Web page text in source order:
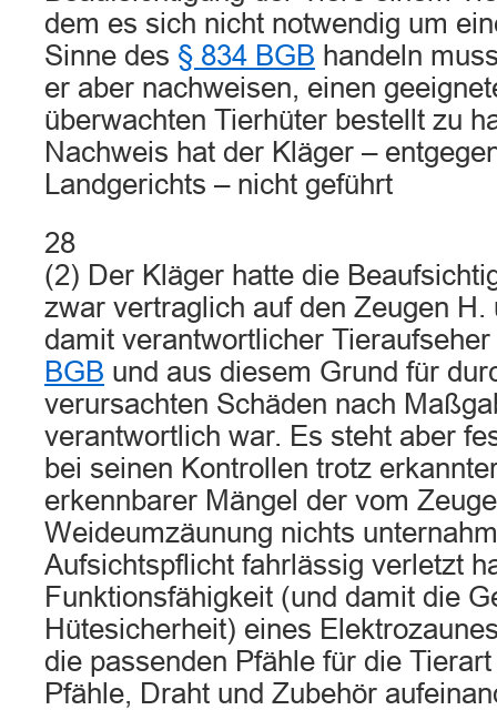
dem es sich nicht notwendig um
Sinne des § 834 BGB handeln
er aber nachweisen, einen
überwachten Tierhüter bestellt zu
Nachweis hat der Kläger –
Landgerichts – nicht geführt
28
(2) Der Kläger hatte die
zwar vertraglich auf den Zeugen H.
damit verantwortlicher
BGB und aus diesem Grund für
verursachten Schäden nach
verantwortlich war. Es steht aber
bei seinen Kontrollen trotz
erkennbarer Mängel der vom
Weideumzäunung nichts
Aufsichtspflicht fahrlässig verletzt
Funktionsfähigkeit (und damit die
Hütesicherheit) eines
die passenden Pfähle für die
Pfähle, Draht und Zubehör